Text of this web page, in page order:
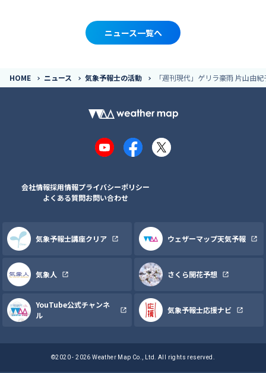
ニュース一覧へ
HOME ニュース 気象予報士の活動 「週刊現代」ゲリラ豪雨 片山由
YouTubeFacebook
X
会社情報採用情報プライバシーポリシー
よくある質問お問い合わせ
気象予報士講座クリア ウェザーマップ天気予報
気象人 さくら開花予想
YouTube公式チャンネ
ル
気象予報士応援ナビ
©2020 - 2026 Weather Map Co., Ltd. All rights reserved.